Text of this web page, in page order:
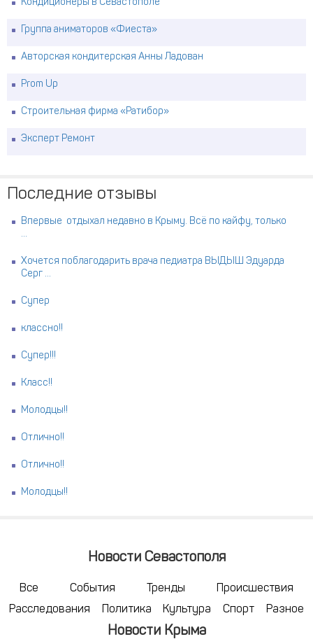
Кондиционеры в Севастополе
Группа аниматоров «Фиеста»
Авторская кондитерская Анны Ладован
Prom Up
Строительная фирма «Ратибор»
Эксперт Ремонт
Последние отзывы
Впервые отдыхал недавно в Крыму. Всё по кайфу, только
...
Хочется поблагодарить врача педиатра ВЫДЫШ Эдуарда
Серг ...
Супер
классно!!
Супер!!!
Класс!!
Молодцы!!
Отлично!!
Отлично!!
Молодцы!!
Новости Севастополя
Все События Тренды
Происшествия
Расследования
Политика Культура Спорт Разное
Новости Крыма